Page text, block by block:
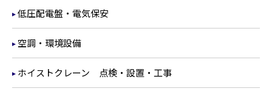
低圧配電盤・電気保安
空調・環境設備
ホイストクレーン 点検・設置・工事